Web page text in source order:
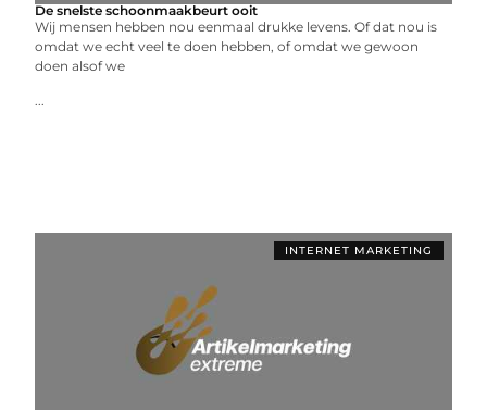
De snelste schoonmaakbeurt ooit
Wij mensen hebben nou eenmaal drukke levens. Of dat nou is
omdat we echt veel te doen hebben, of omdat we gewoon
doen alsof we
...
INTERNET MARKETING